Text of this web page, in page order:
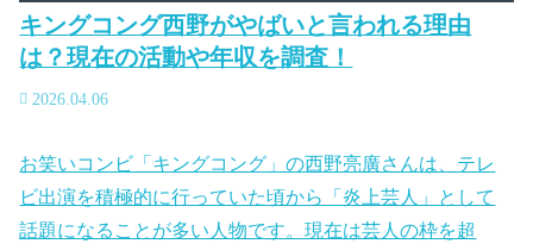
キングコング西野がやばいと言われる理由
は？現在の活動や年収を調査！
2026.04.06
お笑いコンビ「キングコング」の西野亮廣さんは、テレ
ビ出演を積極的に行っていた頃から「炎上芸人」として
話題になることが多い人物です。現在は芸人の枠を超